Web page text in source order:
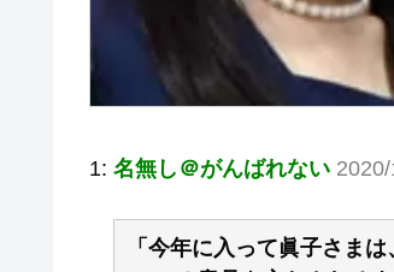
1: 名無し＠がんばれない
「今年に入って眞子さま